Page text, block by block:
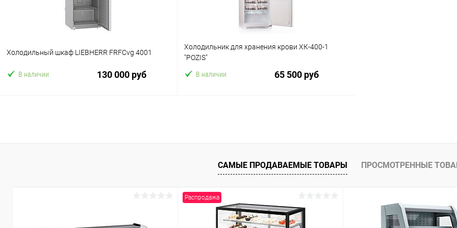
Холодильный шкаф LIEBHERR FRFCvg 4001
В наличии 130 000 руб
Купить в 1 клик Сравнение
Холодильник для хранения крови ХК-400-1
"POZIS"
В наличии 65 500 руб
Купить в 1 клик Сравнение
САМЫЕ ПРОДАВАЕМЫЕ ТОВАРЫ ПРОСМОТРЕННЫЕ
Распродажа